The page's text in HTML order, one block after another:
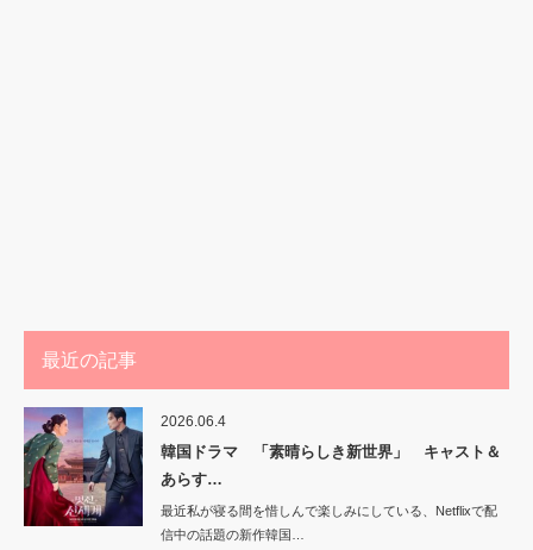
最近の記事
2026.06.4
韓国ドラマ 「素晴らしき新世界」 キャスト＆
あらす…
最近私が寝る間を惜しんで楽しみにしている、Netflixで配
信中の話題の新作韓国…